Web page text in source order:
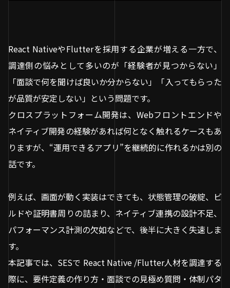
React NativeやFlutterを採用する企業が増える一方で、
調達側の悩みとして多いのが「経験者が見つからない」
「面談で何を聞けば良いか分からない」「入ってもらった
が品質が安定しない」という問題です。
クロスプラットフォーム開発は、Webフロントエンドや
ネイティブ開発の経験があれば何となく触れるケースもあ
りますが、“運用できるアプリ”を継続的に作れるかは別の
話です。
例えば、画面が動く実装はできても、状態管理の破綻、ビ
ルドや証明書周りの詰まり、ネイティブ連携の設計不足、
パフォーマンス計測の欠如などで、後半に大きく失速しま
す。
本記事では、SESで React Native /Flutter人材を調達する
際に、要件定義の作り方・面談での見極め質問・体制パタ